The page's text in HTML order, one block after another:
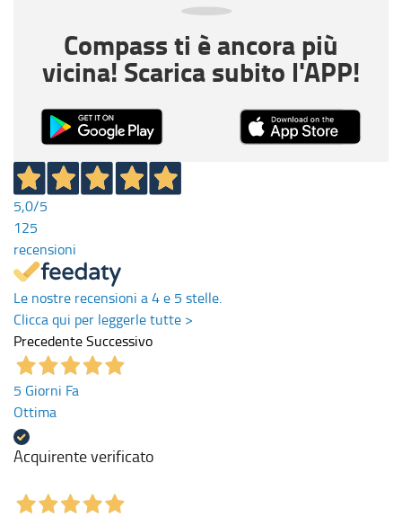
Compass ti è ancora più
vicina! Scarica subito l'APP!
5,0/5
125
recensioni
Le nostre recensioni a 4 e 5 stelle.
Clicca qui per leggerle tutte >
PrecedenteSuccessivo
5 Giorni Fa
Ottima
Acquirente verificato